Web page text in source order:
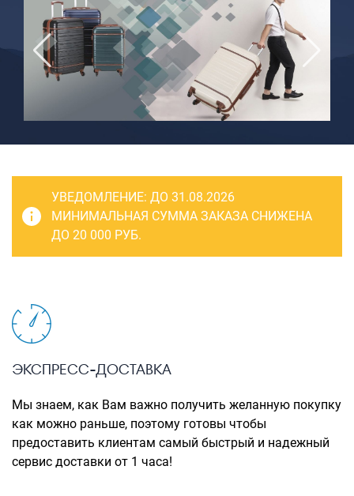
Бьюти-кейсы
САКВОЯЖИ
РАСПРОДАЖА
Сумки
Сумки колесные
Сумки спортивные
Сумки деловые
Сумки поясные
Сумки пляжные
Рюкзаки городские
Рюкзаки школьные
Рюкзаки подростковые
УВЕДОМЛЕНИЕ: ДО 31.08.2026
МИНИМАЛЬНАЯ СУММА ЗАКАЗА СНИЖЕНА
ДО 20 000 РУБ.
ЭКСПРЕСС-ДОСТАВКА
Мы знаем, как Вам важно получить желанную покупку
как можно раньше, поэтому готовы чтобы
предоставить клиентам самый быстрый и надежный
сервис доставки от 1 часа!